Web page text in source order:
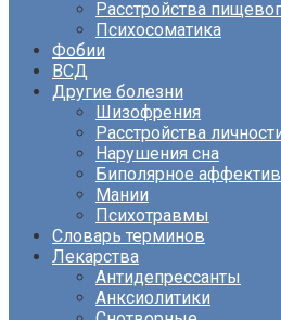
Расстройства
Психосоматика
Фобии
ВСД
Другие болезни
Шизофрения
Расстройства
Нарушения сна
Биполярное
Мании
Психотравмы
Словарь терминов
Лекарства
Антидепрессанты
Анксиолитики